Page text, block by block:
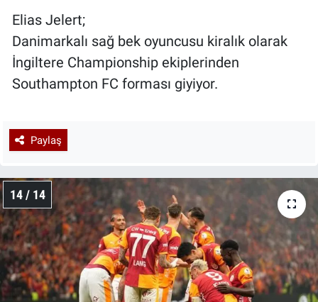
Elias Jelert;
Danimarkalı sağ bek oyuncusu kiralık olarak
İngiltere Championship ekiplerinden
Southampton FC forması giyiyor.
Paylaş
14 / 14